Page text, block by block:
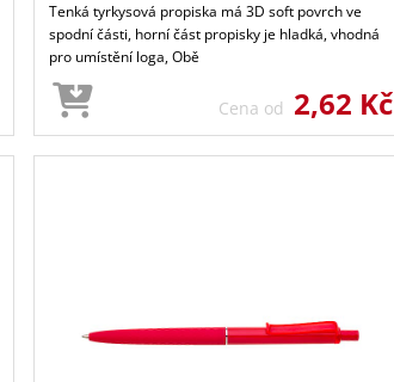
Tenká tyrkysová propiska má 3D soft povrch ve
spodní části, horní část propisky je hladká, vhodná
pro umístění loga, Obě
Cena od 2,62 Kč